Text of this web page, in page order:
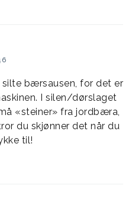
bærsausen, for det er
I silen/dørslaget
«steiner» fra jordbæra,
du skjønner det når du
til!